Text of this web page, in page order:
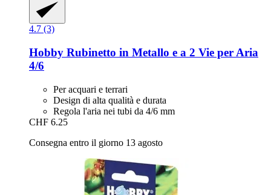
4.7 (3)
Hobby Rubinetto in Metallo e a 2 Vie per Aria
4/6
Per acquari e terrari
Design di alta qualità e durata
Regola l'aria nei tubi da 4/6 mm
CHF 6.25
Consegna entro il giorno 13 agosto